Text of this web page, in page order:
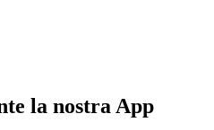
la nostra App